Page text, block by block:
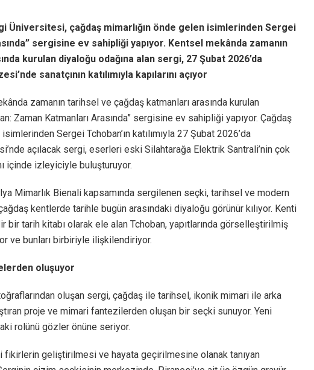
Üniversitesi, çağdaş mimarlığın önde gelen isimlerinden Sergei
sergisine ev sahipliği yapıyor. Kentsel mekânda zamanın
kurulan diyaloğu odağına alan sergi, 27 Şubat 2026’da
sanatçının katılımıyla kapılarını açıyor
zamanın tarihsel ve çağdaş katmanları arasında kurulan
Zaman Katmanları Arasında” sergisine ev sahipliği yapıyor. Çağdaş
Sergei Tchoban’ın katılımıyla 27 Şubat 2026’da
açılacak sergi, eserleri eski Silahtarağa Elektrik Santrali’nin çok
içinde izleyiciyle buluşturuyor.
Mimarlık Bienali kapsamında sergilenen seçki, tarihsel ve modern
kentlerde tarihle bugün arasındaki diyaloğu görünür kılıyor. Kenti
tarih kitabı olarak ele alan Tchoban, yapıtlarında görselleştirilmiş
ve bunları birbiriyle ilişkilendiriyor.
oluşuyor
oluşan sergi, çağdaş ile tarihsel, ikonik mimari ile arka
proje ve mimari fantezilerden oluşan bir seçki sunuyor. Yeni
rolünü gözler önüne seriyor.
geliştirilmesi ve hayata geçirilmesine olanak tanıyan